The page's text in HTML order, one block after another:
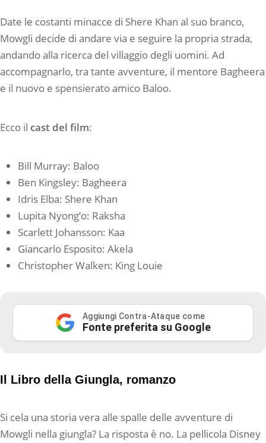
Date le costanti minacce di Shere Khan al suo branco,
Mowgli decide di andare via e seguire la propria strada,
andando alla ricerca del villaggio degli uomini. Ad
accompagnarlo, tra tante avventure, il mentore Bagheera
e il nuovo e spensierato amico Baloo.
Ecco il cast del film:
Bill Murray: Baloo
Ben Kingsley: Bagheera
Idris Elba: Shere Khan
Lupita Nyong’o: Raksha
Scarlett Johansson: Kaa
Giancarlo Esposito: Akela
Christopher Walken: King Louie
Aggiungi Contra-Ataque come
Fonte preferita su Google
Il Libro della Giungla, romanzo
Si cela una storia vera alle spalle delle avventure di
Mowgli nella giungla? La risposta è no. La pellicola Disney